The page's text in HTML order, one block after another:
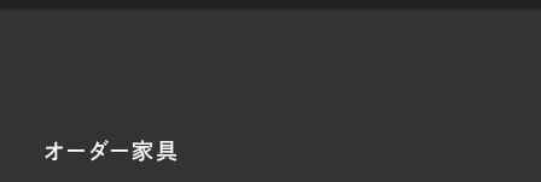
オーダー家具